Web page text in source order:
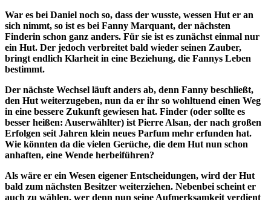
War es bei Daniel noch so, dass der wusste, wessen Hut er an
sich nimmt, so ist es bei Fanny Marquant, der nächsten
Finderin schon ganz anders. Für sie ist es zunächst einmal nur
ein Hut. Der jedoch verbreitet bald wieder seinen Zauber,
bringt endlich Klarheit in eine Beziehung, die Fannys Leben
bestimmt.
Der nächste Wechsel läuft anders ab, denn Fanny beschließt,
den Hut weiterzugeben, nun da er ihr so wohltuend einen Weg
in eine bessere Zukunft gewiesen hat. Finder (oder sollte es
besser heißen: Auserwählter) ist Pierre Alsan, der nach großen
Erfolgen seit Jahren klein neues Parfum mehr erfunden hat.
Wie könnten da die vielen Gerüche, die dem Hut nun schon
anhaften, eine Wende herbeiführen?
Als wäre er ein Wesen eigener Entscheidungen, wird der Hut
bald zum nächsten Besitzer weiterziehen. Nebenbei scheint er
auch zu wählen, wer denn nun seine Aufmerksamkeit verdient